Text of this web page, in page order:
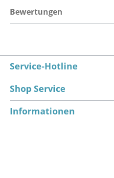
Bewertungen
Service-Hotline
Shop Service
Informationen